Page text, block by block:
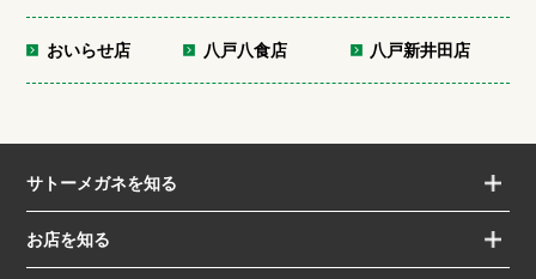
おいらせ店 八戸八食店 八戸新井田店
サトーメガネを知る
お店を知る